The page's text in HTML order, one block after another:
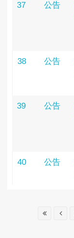
37 公告
38 公告
39 公告
40 公告